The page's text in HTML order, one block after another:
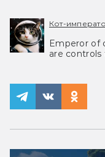
Кот-
Emperor of
are controls